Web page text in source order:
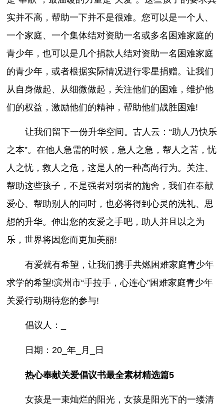
实并不高，帮助一下并不是很难。您可以是一个人、
一个家庭、一个集体结对资助一名或多名困难家庭的
青少年，也可以是几个捐款人结对资助一名困难家庭
的青少年，或者根据实际情况进行零星捐赠。让我们
从自身做起、从细微做起，关注他们的困难，维护他
们的权益，激励他们的精神，帮助他们战胜困难!
让我们留下一份升华空间。古人云：“助人乃快乐
之本”。在他人急需的时候，急人之急，帮人之苦，忧
人之忧，救人之危，这是人的一种高尚行为。关注、
帮助这些孩子，不是强者对弱者的施舍，我们在奉献
爱心、帮助别人的同时，也必将得到心灵的洗礼、思
想的升华。伸出您的友爱之手吧，助人并且以之为
乐，世界将因您而更加美丽!
有爱就有希望，让我们携手共燃困难家庭青少年
求学的希望!滨州市“手拉手，心连心”困难家庭青少年
关爱行动期待您的参与!
倡议人：_
日期：20_年_月_日
热心奉献关爱倡议书最全素材精选篇5
女孩是一束灿烂的阳光，女孩是阳光下的一缕清